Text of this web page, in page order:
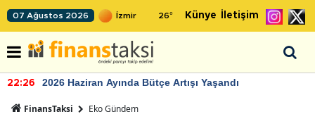
07 Ağustos 2026 26° Künye İletişim
22:26 2026 Haziran Ayında Bütçe Artışı Yaşandı
FinansTaksi Eko Gündem